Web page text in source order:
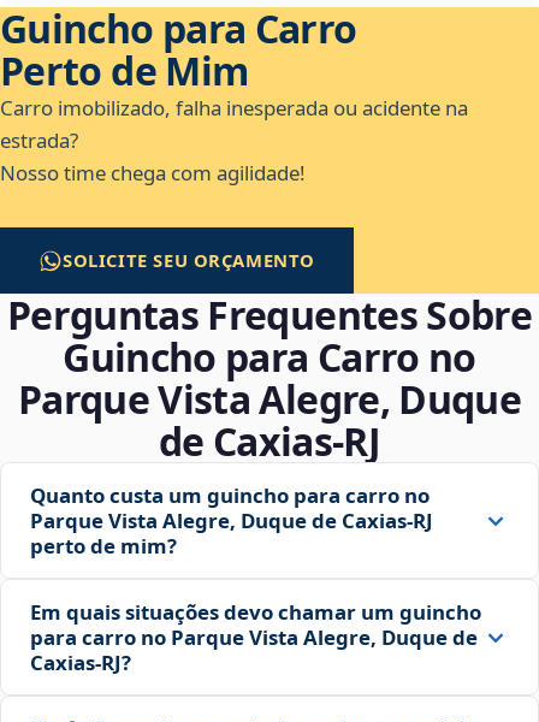
Guincho para Carro
Perto de Mim
Carro imobilizado, falha inesperada ou acidente na
estrada?
Nosso time chega com agilidade!
SOLICITE SEU ORÇAMENTO
Perguntas Frequentes Sobre
Guincho para Carro no
Parque Vista Alegre, Duque
de Caxias‑RJ
Quanto custa um guincho para carro no
Parque Vista Alegre, Duque de Caxias‑RJ
perto de mim?
Em quais situações devo chamar um guincho
para carro no Parque Vista Alegre, Duque de
Caxias‑RJ?